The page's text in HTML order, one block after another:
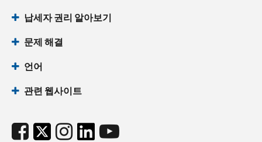
납세자 권리 알아보기
문제 해결
언어
관련 웹사이트